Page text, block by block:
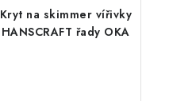
Kryt na skimmer vířivky
HANSCRAFT řady OKA